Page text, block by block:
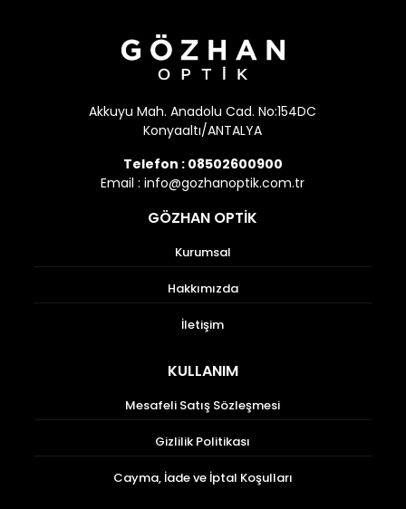
Akkuyu Mah. Anadolu Cad. No:154DC
Konyaaltı/ANTALYA
Telefon : 08502600900
Email :info@gozhanoptik.com.tr
GÖZHAN OPTİK
Kurumsal
Hakkımızda
İletişim
KULLANIM
Mesafeli Satış Sözleşmesi
Gizlilik Politikası
Cayma, İade ve İptal Koşulları